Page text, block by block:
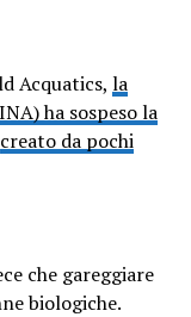
Acquatics, la
ha sospeso la
creato da pochi
che gareggiare
biologiche.